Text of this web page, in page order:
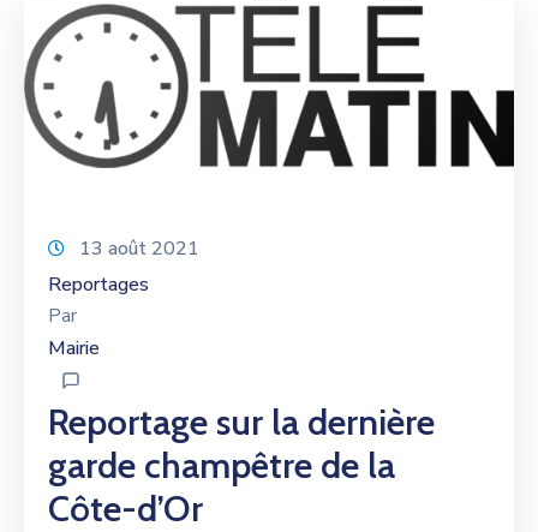
13 août 2021
Reportages
Par
Mairie
Reportage sur la dernière
garde champêtre de la
Côte-d’Or